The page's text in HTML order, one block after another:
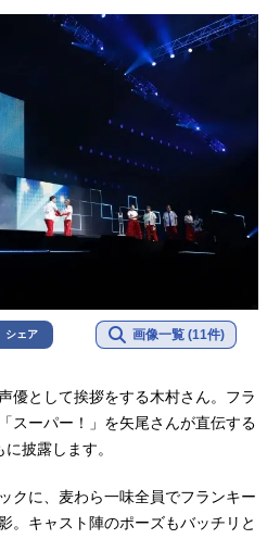
シェア 画像一覧 (11件)
優として挨拶をする木村さん。フラ
スーパー！」を矢尾さんが直伝する
披露します。
クに、麦わら一味全員でフランキー
。キャスト陣のポーズもバッチリと